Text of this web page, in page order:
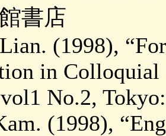
書店
(1998),
in
No.2,
(1998),